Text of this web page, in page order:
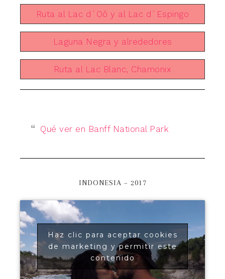
Ruta al Lac d´Oô y al Lac d´Espingo
Laguna Negra y alrededores
Ruta al Lac Blanc, Chamonix
Qué ver en Banff National Park
INDONESIA – 2017
Haz clic para aceptar cookies
de marketing y permitir este
contenido